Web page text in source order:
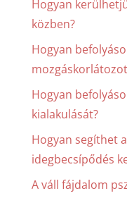
Hogyan
közben?
Hogyan
Hogyan
kialakulását?
Hogyan segíthet
idegbecsípődés
A váll fájdalom